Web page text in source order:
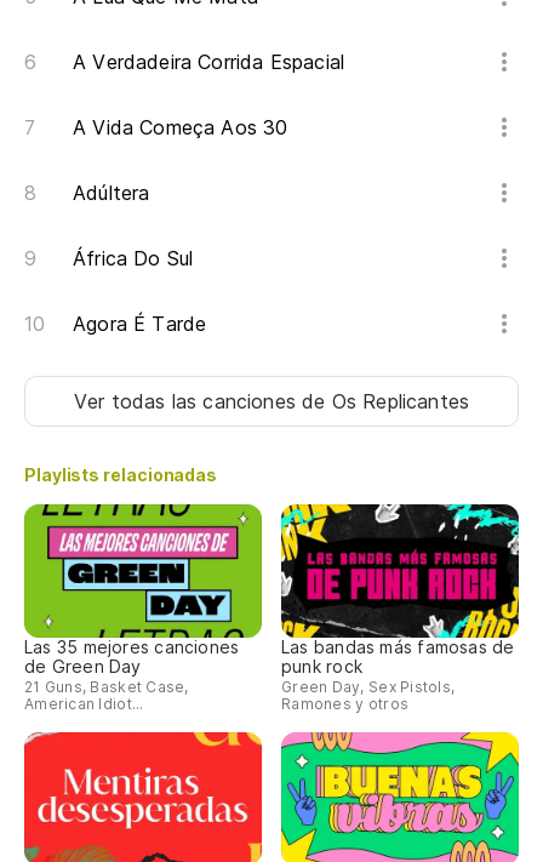
A Verdadeira Corrida Espacial
A Vida Começa Aos 30
Adúltera
África Do Sul
Agora É Tarde
Ver todas las cancionesde Os Replicantes
Playlists relacionadas
Las 35 mejores canciones
de Green Day
21 Guns, Basket Case,
American Idiot...
Las bandas más famosas de
punk rock
Green Day, Sex Pistols,
Ramones y otros